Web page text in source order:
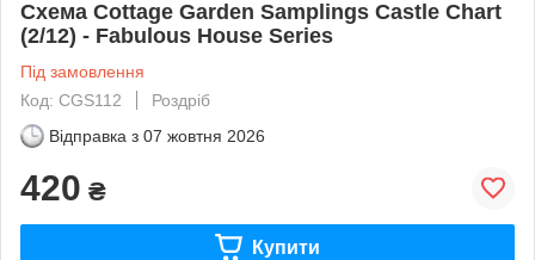
Схема Cottage Garden Samplings Castle Chart
(2/12) - Fabulous House Series
Під замовлення
Код: CGS112
Роздріб
Відправка з 07 жовтня 2026
420 ₴
Купити